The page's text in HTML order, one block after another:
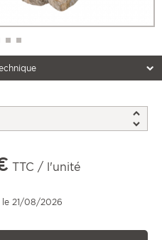
TTC / l'unité
le 21/08/2026